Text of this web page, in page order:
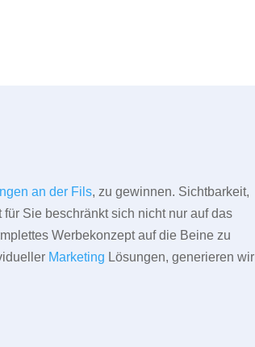
an der Fils, zu gewinnen. Sichtbarkeit,
Sie beschränkt sich nicht nur auf das
Werbekonzept auf die Beine zu
Marketing Lösungen, generieren wir